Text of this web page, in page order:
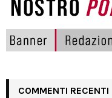
COMMENTI RECENTI